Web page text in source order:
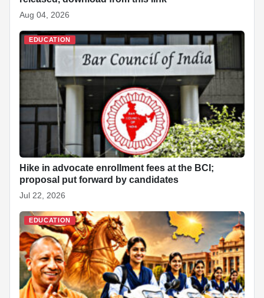
Aug 04, 2026
EDUCATION
Hike in advocate enrollment fees at the BCI;
proposal put forward by candidates
Jul 22, 2026
EDUCATION